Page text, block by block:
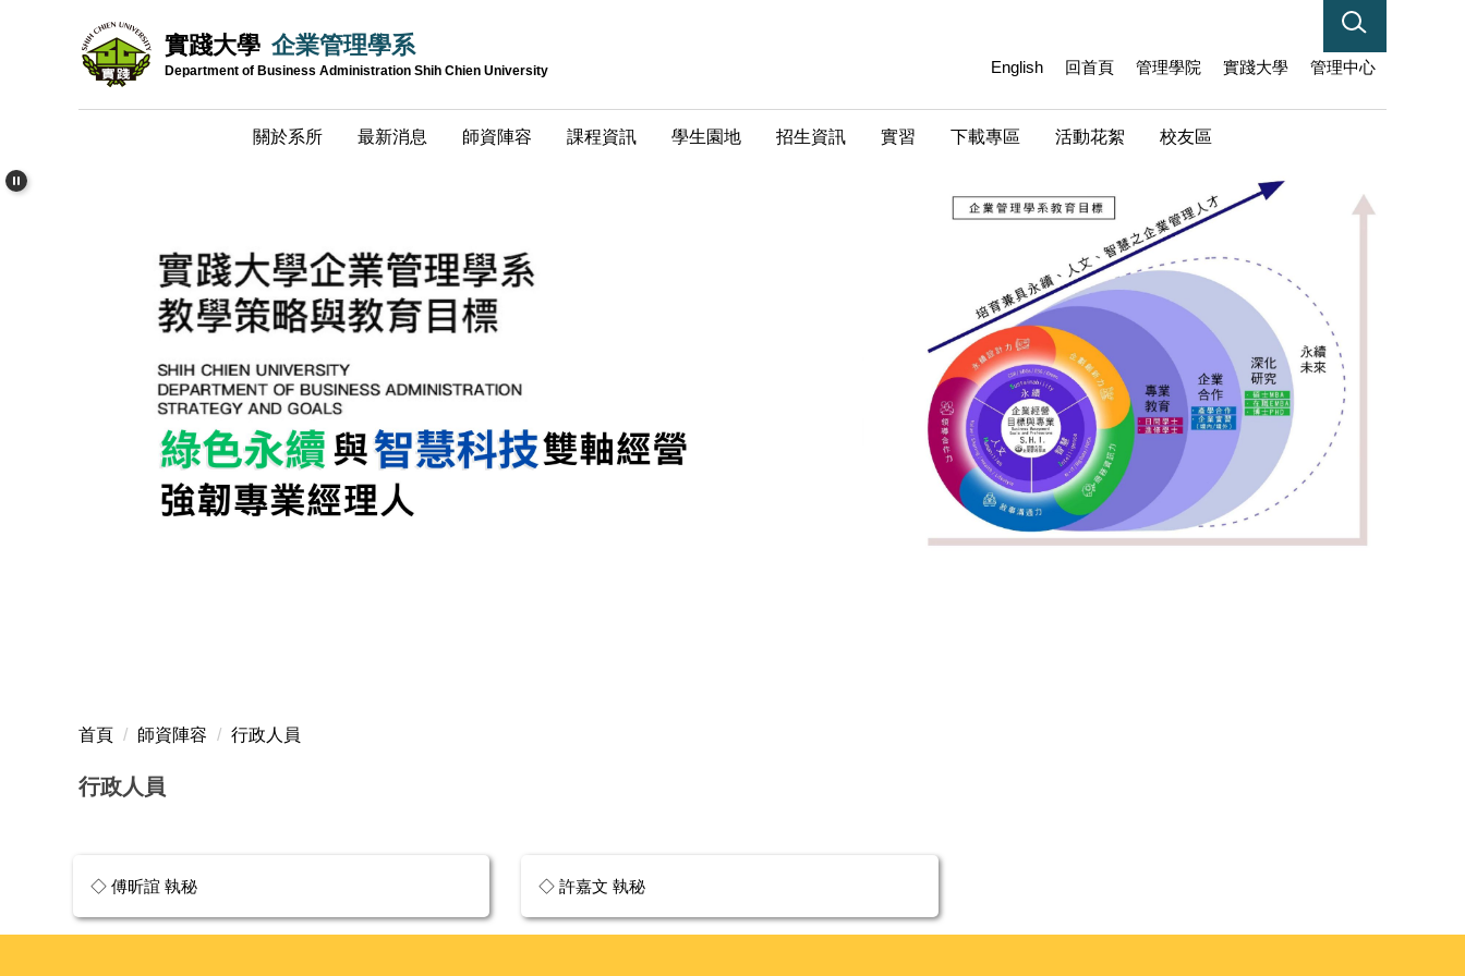
區
實踐大學 企業管理學系
Department of Business Administration Shih Chien University English 回首頁 管理學院 實踐大學 管理中心
關於系所 最新消息 師資陣容 課程資訊 學生園地 招生資訊 實習 下載專區 活動花絮 校友區
首頁 師資陣容 行政人員
行政人員
◇ 傅昕誼 執秘 ◇ 許嘉文 執秘